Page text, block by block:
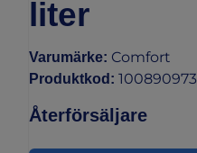
liter
Varumärke: Comfort
Produktkod : 100890973
Återförsäljare